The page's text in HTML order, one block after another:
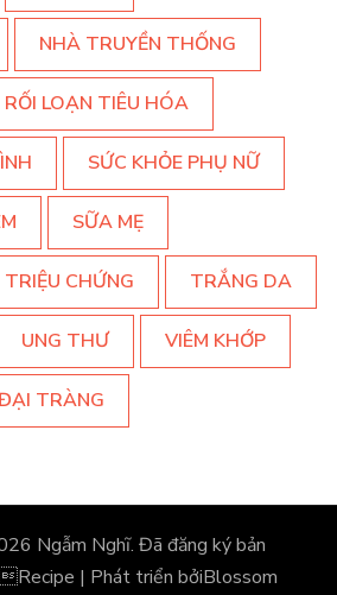
NHÀ TRUYỀN THỐNG
RỐI LOẠN TIÊU HÓA
SỨC KHỎE PHỤ NỮ
SỮA MẸ
TRIỆU CHỨNG TRẮNG DA
UNG THƯ VIÊM KHỚP
TRÀNG
Ngẫm Nghĩ. Đã đăng ký bản
| Phát triển bởiBlossom